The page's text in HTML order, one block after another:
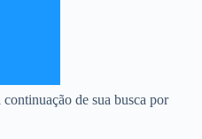
de sua busca por